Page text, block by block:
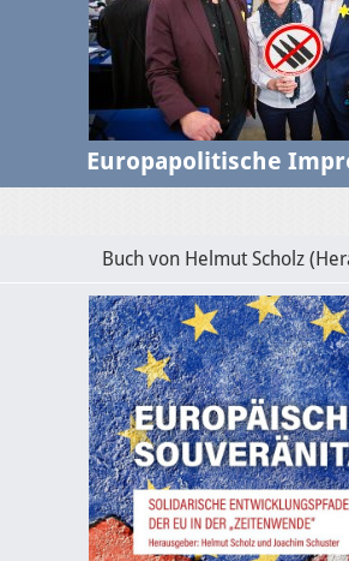
Europapolitische
Buch von Helmut Scholz